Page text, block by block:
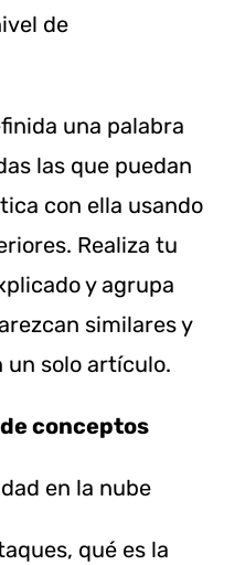
de
una palabra
las que puedan
con ella usando
Realiza tu
y agrupa
similares y
un solo artículo.
conceptos
en la nube
qué es la